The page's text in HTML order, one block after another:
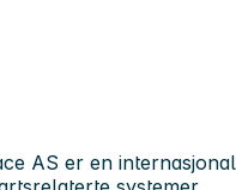
AS er en internasjonal